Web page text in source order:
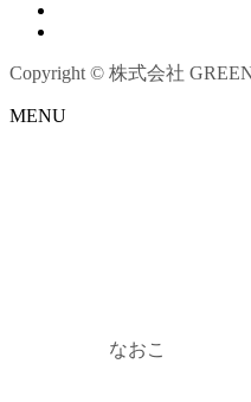
Copyright © 株式会社
MENU
なおこ